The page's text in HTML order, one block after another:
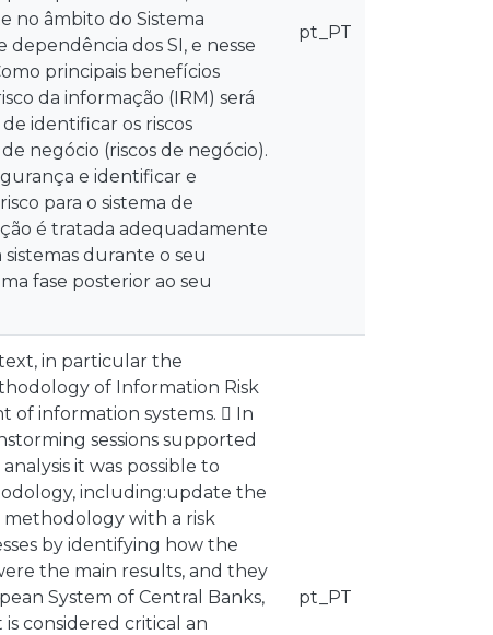
no âmbito do Sistema
dos SI, e nesse
principais benefícios
da informação (IRM) será
identificar os riscos
negócio (riscos de negócio).
e identificar e
para o sistema de
é tratada adequadamente
durante o seu
fase posterior ao seu
pt_PT
in particular the
of Information Risk
of information systems.  In
sessions supported
it was possible to
including:update the
methodology with a risk
by identifying how the
the main results, and they
System of Central Banks,
considered critical an
pt_PT